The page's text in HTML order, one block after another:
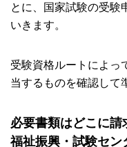
とに、国家試験の受験
いきます。
受験資格ルートによっ
当するものを確認して
必要書類はどこに
福祉振興・試験セン